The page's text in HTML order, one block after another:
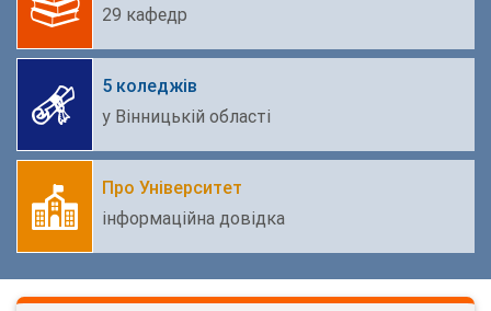
29 кафедр
5 коледжів
у Вінницькій області
Про Університет
інформаційна довідка